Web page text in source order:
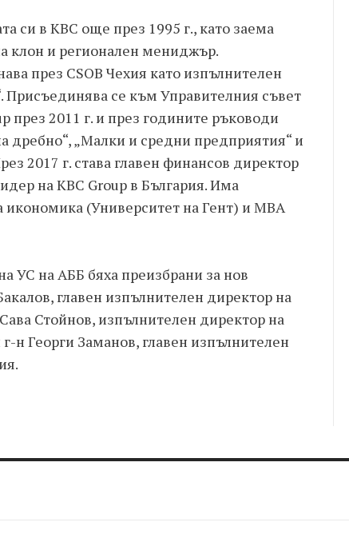
си в KBC още през 1995 г., като заема
клон и регионален мениджър.
през CSOB Чехия като изпълнителен
Присъединява се към Управителния съвет
през 2011 г. и през годините ръководи
дребно“, „Малки и средни предприятия“ и
2017 г. става главен финансов директор
на KBC Group в България. Има
(Университет на Гент) и MBA
УС на АББ бяха преизбрани за нов
главен изпълнителен директор на
Стойнов, изпълнителен директор на
н Георги Заманов, главен изпълнителен